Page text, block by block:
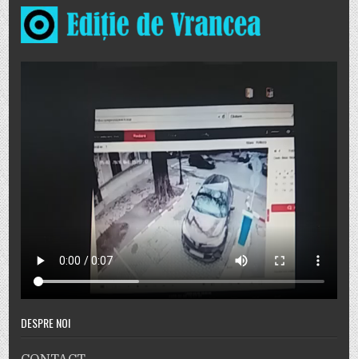
DESPRE NOI